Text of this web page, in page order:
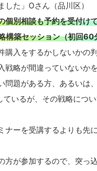
した」Oさん（品川区）
個別相談も予約を受付け
構築セッション（初回60
購入をするかしないかの
戦略が間違っていないか
問題がある方、あるいは
ているが、その戦略につ
ナーを受講するよりも先
方が参加するので、突っ